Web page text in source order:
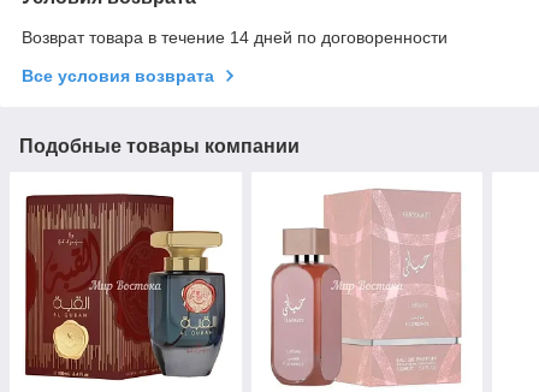
Возврат товара в течение 14 дней по договоренности
Все условия возврата
Подобные товары компании